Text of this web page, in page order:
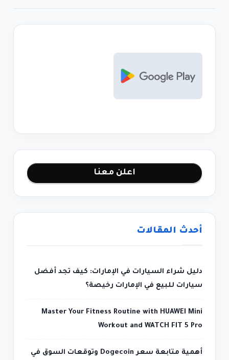
اعلن معنا
أحدث المقالات
دليل شراء السيارات في الإمارات: كيف تجد أفضل
سيارات للبيع في الإمارات رخيصة؟
Master Your Fitness Routine with HUAWEI Mini
Workout and WATCH FIT 5 Pro
أهمية متابعة سعر Dogecoin وتوقعات السوق في